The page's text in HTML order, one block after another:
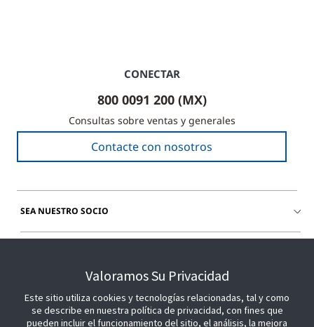
CONECTAR
800 0091 200 (MX)
Consultas sobre ventas y generales
Contacte con nosotros
SEA NUESTRO SOCIO
Valoramos Su Privacidad
Este sitio utiliza cookies y tecnologías relacionadas, tal y como
se describe en nuestra política de privacidad, con fines que
pueden incluir el funcionamiento del sitio, el análisis, la mejora